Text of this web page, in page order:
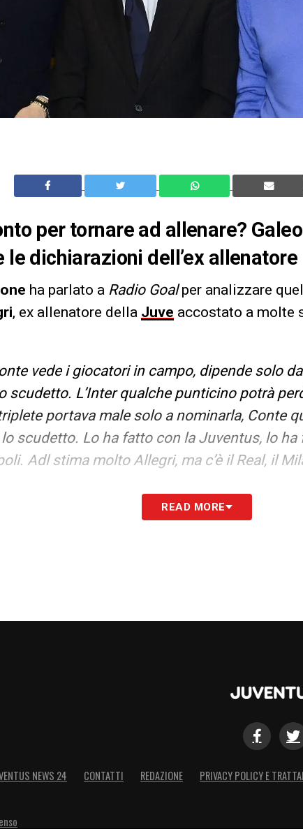
per tornare ad allenare?
le dichiarazioni dell’ex allenatore
ha parlato a Radio Goalper analizzare
, ex allenatore della Juve accostato a molte
vede i giocatori in campo, dipende solo
scudetto. L’Inter qualche punticino potrà
portava male solo a nominarla, Conte
scudetto. Lo ha fatto con la Juventus, lo ha
Adl stima molto Allegri, ma c’è il Real, il
NOSTRE TOP NEWSREAD MORE
NEWS 24 CONTATTI REDAZIONE PRIVACY POLICY E